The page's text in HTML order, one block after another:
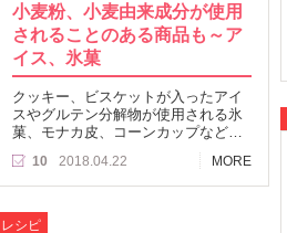
小麦粉、小麦由来成分が使用
されることのある商品も～ア
イス、氷菓
クッキー、ビスケットが入ったアイ
スやグルテン分解物が使用される氷
菓、モナカ皮、コーンカップなど…
10 2018.04.22 MORE
レシピ